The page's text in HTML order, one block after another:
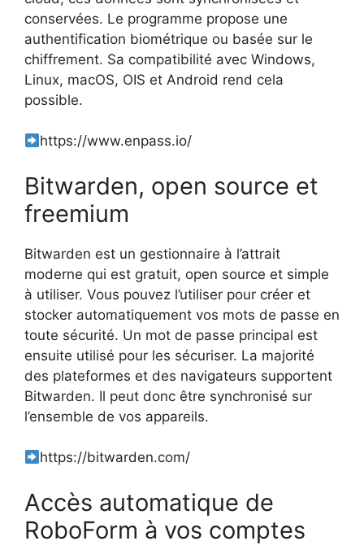
conservées. Le programme propose une
authentification biométrique ou basée sur le
chiffrement. Sa compatibilité avec Windows,
Linux, macOS, OIS et Android rend cela
possible.
https://www.enpass.io/
Bitwarden, open source et
freemium
Bitwarden est un gestionnaire à l’attrait
moderne qui est gratuit, open source et simple
à utiliser. Vous pouvez l’utiliser pour créer et
stocker automatiquement vos mots de passe en
toute sécurité. Un mot de passe principal est
ensuite utilisé pour les sécuriser. La majorité
des plateformes et des navigateurs supportent
Bitwarden. Il peut donc être synchronisé sur
l’ensemble de vos appareils.
https://bitwarden.com/
Accès automatique de
RoboForm à vos comptes